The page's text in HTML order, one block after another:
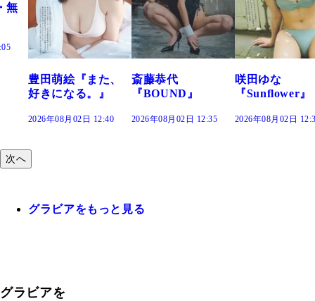
斎藤恭代
『BOUND』
2026年08月02日 12:35
咲田ゆな
『Sunflower』
2026年08月02日 12:30
藤水咲桜『花
だまり』
2026年08月02日
次へ
グラビアをもっと見る
グラビアを